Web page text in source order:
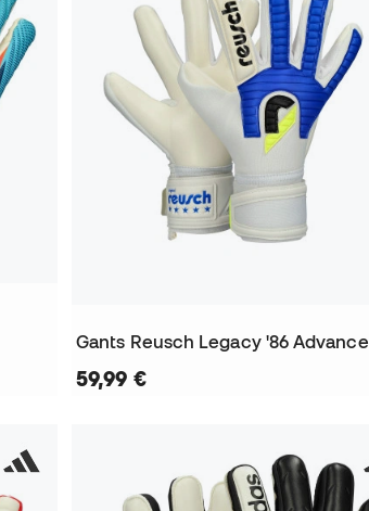
Gants Reusch Legacy '86 Advance
59,99 €